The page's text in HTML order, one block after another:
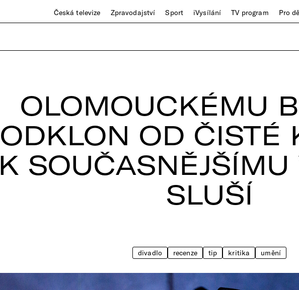
Česká televize Zpravodajství Sport iVysílání TV program Pro
OLOMOUCKÉMU
ODKLON OD ČISTÉ
K SOUČASNĚJŠÍMU
SLUŠÍ
divadlo recenze tip kritika umění